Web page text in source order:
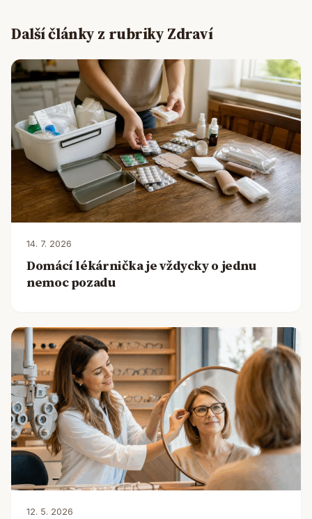
Další články z rubriky Zdraví
14. 7. 2026
Domácí lékárnička je vždycky o jednu
nemoc pozadu
12. 5. 2026